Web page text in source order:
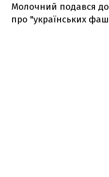
Молочний подався до
про "українських